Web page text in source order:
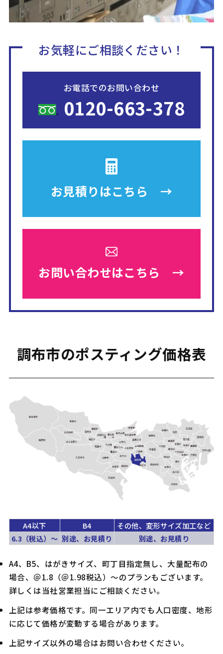
お気軽にご相談ください！
お電話でのお問い合わせ
0120-663-378
お見積りはこちら →
お問い合わせはこちら →
調布市のポスティング価格表
A4以下 B4
その他、変形サイズ加工など
6.3（税込）〜 別途、お見積り 別途、お見積り
A4、B5、はがきサイズ、町丁目指定無し、大量配布の
場合、＠1.8（＠1.98税込）～のプランもございます。
詳しくは当社営業担当にご相談ください。
上記は参考価格です。同一エリア内でも人口密度、地形
に応じて価格が変動する場合があります。
上記サイズ以外の場合はお問い合わせください。